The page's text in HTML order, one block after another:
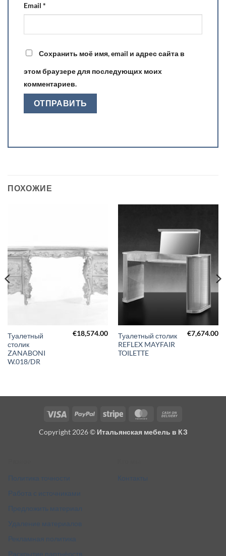
Email *
Сохранить моё имя, email и адрес сайта в
этом браузере для последующих моих
комментариев.
ПОХОЖИЕ
Туалетный
столик
ZANABONI
W.018/DR
€18,574.00
Туалетный столик
REFLEX MAYFAIR
TOILETTE
€7,674.00
Visa PayPal Stripe MasterCard
Delivery
Copyright 2026 © Итальянская мебель в КЗ
Политика точности
Работа с источниками
Предложить материал
Удаление материалов
Рекламная политика
Раскрытие партнёрств
Контакты